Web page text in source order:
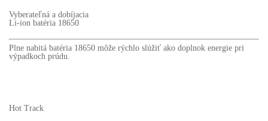
Vyberateľná a dobíjacia
Li-ion batéria 18650
Plne nabitá batéria 18650 môže rýchlo slúžiť ako doplnok energie pri
výpadkoch prúdu.
Hot Track